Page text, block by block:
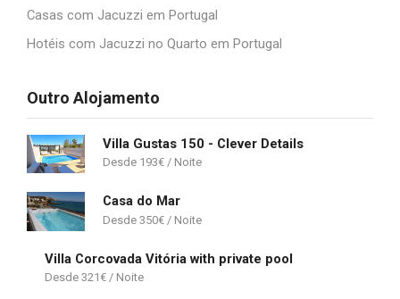
Casas com Jacuzzi em Portugal
Hotéis com Jacuzzi no Quarto em Portugal
Outro Alojamento
Villa Gustas 150 - Clever Details
193€
Casa do Mar
350€
Villa Corcovada Vitória with private pool
321€